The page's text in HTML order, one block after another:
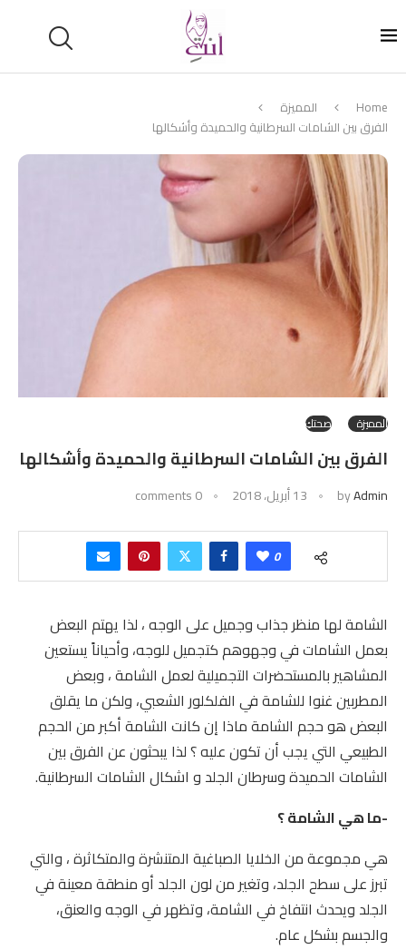
Home
المميزة
الفرق بين الشامات السرطانية والحميدة وأشكالها
المميزة صحتكِ
الفرق بين الشامات السرطانية والحميدة وأشكالها
byAdmin 13 أبريل، 2018 0 comments
0
الشامة لها منظر جذاب وجميل على الوجه ، لذا يهتم البعض
بعمل الشامات في وجهوهم كتجميل للوجه، وأحياناً يستعين
المشاهير بالمستحضرات التجميلية لعمل الشامة ، وبعض
المطربين غنوا للشامة في الفلكلور الشعبي، ولكن ما يقلق
البعض هو حجم الشامة ماذا إن كانت الشامة أكبر من الحجم
الطبيعي التي يجب أن تكون عليه ؟ لذا يبحثون عن الفرق بين
الشامات الحميدة وسرطان الجلد و اشكال الشامات السرطانية.
-ما هي الشامة ؟
هي مجموعة من الخلايا الصباغية المتنشرة والمتكاثرة ، والتي
تبرز على سطح الجلد، وتغير من لون الجلد أو منطقة معينة في
الجلد ويحدث انتفاخ في الشامة، وتظهر في الوجه والعنق،
والجسم بشكل عام.